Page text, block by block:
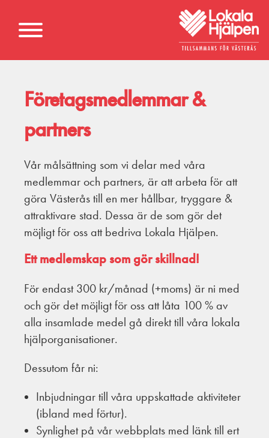
Företagsmedlemmar &
partners
Vår målsättning som vi delar med våra
medlemmar och partners, är att arbeta för att
göra Västerås till en mer hållbar, tryggare &
attraktivare stad. Dessa är de som gör det
möjligt för oss att bedriva Lokala Hjälpen.
Ett medlemskap som gör skillnad!
För endast 300 kr/månad (+moms) är ni med
och gör det möjligt för oss att låta 100 % av
alla insamlade medel gå direkt till våra lokala
hjälporganisationer.
Dessutom får ni:
Inbjudningar till våra uppskattade aktiviteter
(ibland med förtur).
Synlighet på vår webbplats med länk till ert